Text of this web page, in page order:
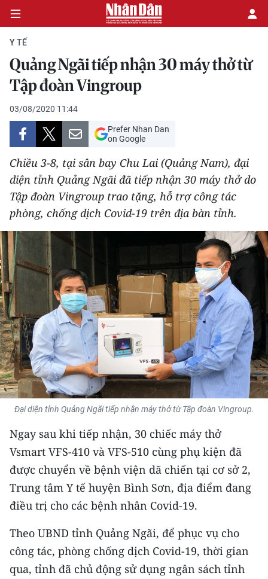
CHÍNH TRỊ
KINH TẾ
VĂN HÓA
XÃ HỘI
PHÁP LUẬT
THẾ GIỚI
THỂ THAO
GIÁO DỤC
Y TẾ
KHOA HỌC - CÔNG NGHỆ
MÔI TRƯỜNG
KIỂM CHỨNG THÔNG TIN
TRI THỨC CHUYÊN SÂU
54 DÂN TỘC VIỆT NAM
CHƯƠNG TRÌNH OCOP - MỖI XÃ
MỘT SẢN PHẨM
Y TẾ
Quảng Ngãi tiếp nhận 30 máy thở từ
Tập đoàn Vingroup
03/08/2020 11:44
Prefer Nhan Dan
on Google
Chiều 3-8, tại sân bay Chu Lai (Quảng Nam), đại
diện tỉnh Quảng Ngãi đã tiếp nhận 30 máy thở do
Tập đoàn Vingroup trao tặng, hỗ trợ công tác
phòng, chống dịch Covid-19 trên địa bàn tỉnh.
Đại diện tỉnh Quảng Ngãi tiếp nhận máy thở từ Tập đoàn Vingroup.
Ngay sau khi tiếp nhận, 30 chiếc máy thở
Vsmart VFS-410 và VFS-510 cùng phụ kiện đã
được chuyển về bệnh viện dã chiến tại cơ sở 2,
Trung tâm Y tế huyện Bình Sơn, địa điểm đang
điều trị cho các bệnh nhân Covid-19.
Theo UBND tỉnh Quảng Ngãi, để phục vụ cho
công tác, phòng chống dịch Covid-19, thời gian
qua, tỉnh đã chủ động sử dụng ngân sách tỉnh